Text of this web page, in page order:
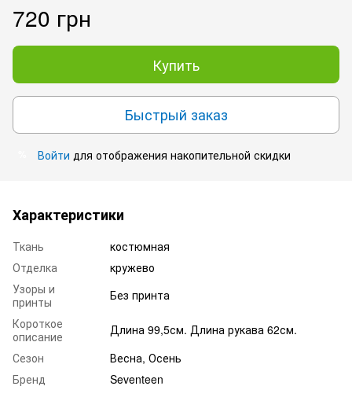
720 грн
Купить
Быстрый заказ
Войти для отображения накопительной скидки
Характеристики
Ткань
костюмная
Отделка
кружево
Узоры и
принты
Без принта
Короткое
описание
Длина 99,5см. Длина рукава 62см.
Сезон
Весна, Осень
Бренд
Seventeen